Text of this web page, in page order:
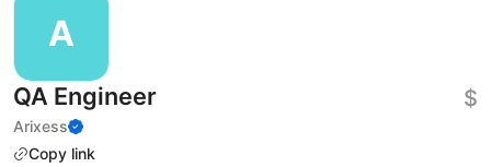
QA Engineer
Arixess
Copy link
$